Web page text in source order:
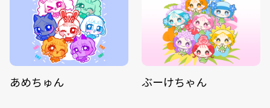
あめちゅん ぶーけちゃん